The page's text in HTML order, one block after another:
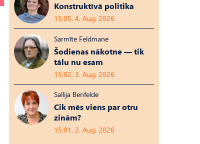
Konstruktīvā politika
15:05, 4. Aug, 2026
Sarmīte Feldmane
Šodienas nākotne — tik
tālu nu esam
15:02, 3. Aug, 2026
Sallija Benfelde
Cik mēs viens par otru
zinām?
15:01, 2. Aug, 2026